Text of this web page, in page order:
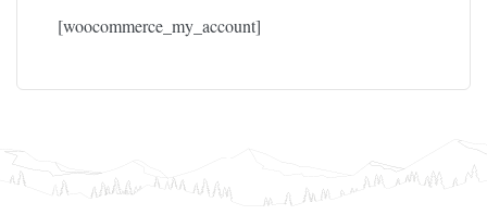
[woocommerce_my_account]